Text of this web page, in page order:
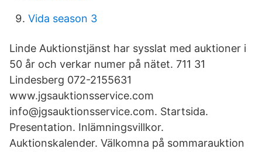
Vida season 3
Linde Auktionstjänst har sysslat med auktioner i
50 år och verkar numer på nätet. 711 31
Lindesberg 072-2155631
www.jgsauktionsservice.com
info@jgsauktionsservice.com. Startsida.
Presentation. Inlämningsvillkor.
Auktionskalender. Välkomna på sommarauktion